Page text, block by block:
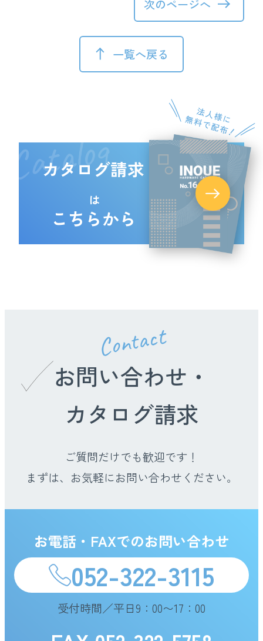
次のページへ
一覧へ戻る
Catalog
カタログ請求
は
こちらから
Contact
お問い合わせ・
カタログ請求
ご質問だけでも歓迎です！
まずは、お気軽にお問い合わせください。
お電話・FAXでのお問い合わせ
052-322-3115
受付時間／平日9：00〜17：00